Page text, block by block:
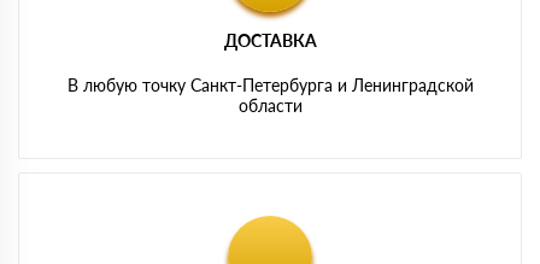
ДОСТАВКА
В любую точку Санкт-Петербурга и Ленинградской
области